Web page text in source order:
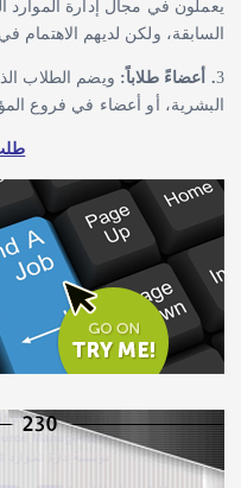
يعملون في مجال إدارة الموارد
السابقة، ولكن لديهم الاهتمام
3. أعضاءً طلاباً: ويضم الطلاب
البشرية، أو أعضاء في فروع